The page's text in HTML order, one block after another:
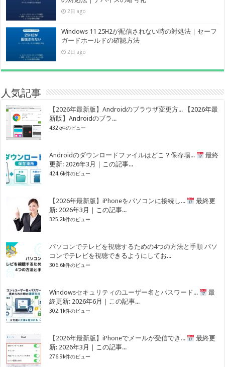
2日 ago
Windows 11 25H2が配信されない時の対処法｜セーフ
ガードホールドの確認方法
2日 ago
人気記事
【2026年最新版】Androidのブラウザ変更方...
【2026年最
新版】Androidのブラ...
432k件のビュー
Androidのダウンロードファイルはどこ？保存場...
最終
更新: 2026年3月｜この記事...
424.6k件のビュー
【2026年最新版】iPhoneをパソコンに接続し...
最終更
新: 2026年3月｜この記事...
325.2k件のビュー
パソコンでテレビを視聴するための4つの方法と手順 パソ
コンでテレビを視聴できるようにしてお...
306.6k件のビュー
Windowsセキュリティのユーザー名とパスワード...
最
終更新: 2026年6月｜この記事...
302.1k件のビュー
【2026年最新版】iPhoneでメールが受信でき...
最終更
新: 2026年3月｜この記事...
276.9k件のビュー